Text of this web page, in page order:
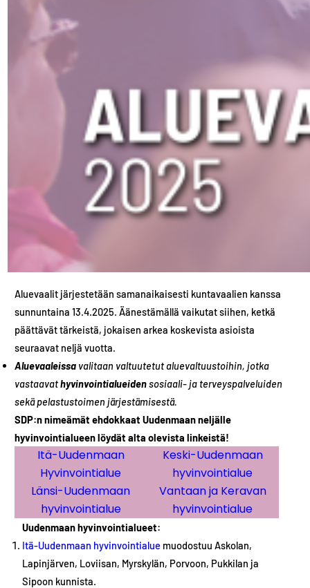
Aluevaalit järjestetään samanaikaisesti kuntavaalien kanssa
sunnuntaina 13.4.2025. Äänestämällä vaikutat siihen, ketkä
päättävät tärkeistä, jokaisen arkea koskevista asioista
seuraavat neljä vuotta.
Aluevaaleissa valitaan valtuutetut aluevaltuustoihin, jotka
vastaavathyvinvointialueidensosiaali- ja terveyspalveluiden
sekä pelastustoimen järjestämisestä.
SDP:n nimeämät ehdokkaat Uudenmaan neljälle
hyvinvointialueen löydät alta olevista linkeistä!
Itä-Uudenmaan
Hyvinvointialue
Keski-Uudenmaan
hyvinvointialue
Länsi-Uudenmaan
hyvinvointialue
Vantaan ja Keravan
hyvinvointialue
Uudenmaan hyvinvointialueet:
Itä-Uudenmaan hyvinvointialue muodostuu Askolan,
Lapinjärven, Loviisan, Myrskylän, Porvoon, Pukkilan ja
Sipoon kunnista.